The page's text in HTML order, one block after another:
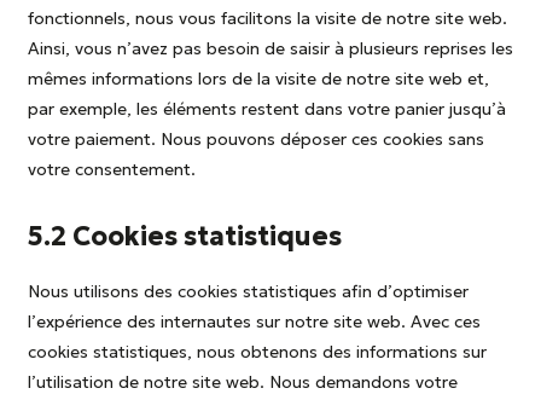
fonctionnels, nous vous facilitons la visite de notre site web.
Ainsi, vous n’avez pas besoin de saisir à plusieurs reprises les
mêmes informations lors de la visite de notre site web et,
par exemple, les éléments restent dans votre panier jusqu’à
votre paiement. Nous pouvons déposer ces cookies sans
votre consentement.
5.2 Cookies statistiques
Nous utilisons des cookies statistiques afin d’optimiser
l’expérience des internautes sur notre site web. Avec ces
cookies statistiques, nous obtenons des informations sur
l’utilisation de notre site web. Nous demandons votre